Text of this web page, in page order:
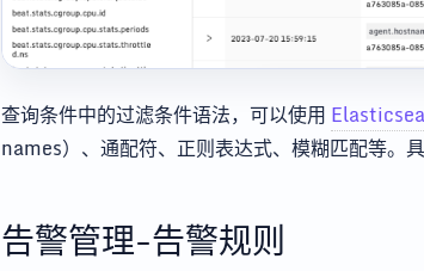
查询条件中的过滤条件语法，可以使用
names）、通配符、正则表达式、模糊匹配等。
告警管理-告警规则